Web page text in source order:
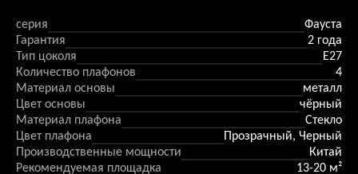
серия
Фауста
Гарантия
2 года
Тип цоколя
E27
Количество плафонов
4
Материал основы
металл
Цвет основы
чёрный
Материал плафона
Стекло
Цвет плафона
Прозрачный, Черный
Производственные мощности
Китай
Рекомендуемая площадка
13-20 м²